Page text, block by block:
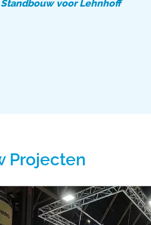
Standbouw voor Lehnhoff
Projecten